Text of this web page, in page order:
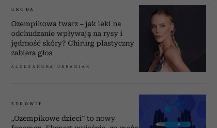
URODA
Ozempikowa twarz – jak leki na
odchudzanie wpływają na rysy i
jędrność skóry? Chirurg plastyczny
zabiera głos
ALEKSANDRA URBANIAK
ZDROWIE
„Ozempikowe dzieci” to nowy